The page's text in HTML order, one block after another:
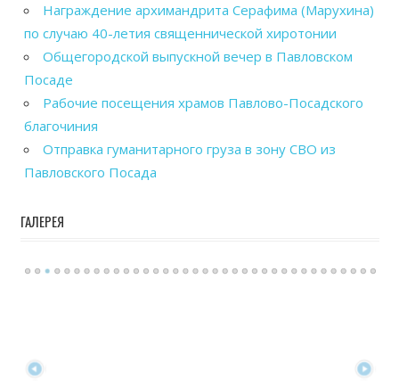
Награждение архимандрита Серафима (Марухина)
по случаю 40-летия священнической хиротонии
Общегородской выпускной вечер в Павловском
Посаде
Рабочие посещения храмов Павлово-Посадского
благочиния
Отправка гуманитарного груза в зону СВО из
Павловского Посада
ГАЛЕРЕЯ